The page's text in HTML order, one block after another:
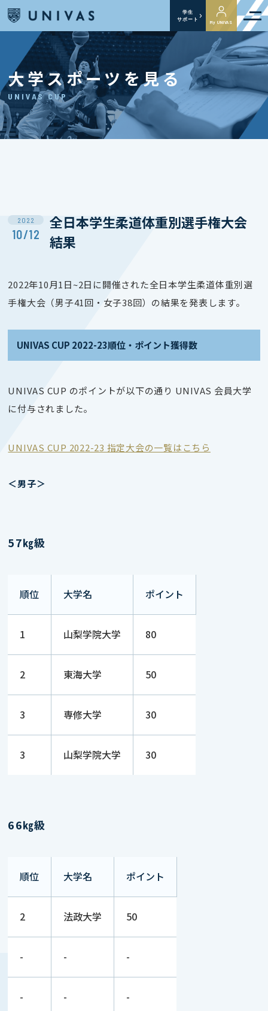
学生
サポート
My UNIVAS
大学スポーツを見る
UNIVAS CUP
2022
10/12
全日本学生柔道体重別選手権大会
結果
2022年10月1 日~2日 に開催された全日本学生柔道体重別選
手権大会（男子41回・女子38回） の結果を発表します。
UNIVAS CUP 2022-23順位・ポイント獲得数
UNIVAS CUP のポイントが以下の通り UNIVAS 会員大学
に付与されました。
UNIVAS CUP 2022-23 指定大会の一覧はこちら
＜男子＞
57㎏級
順位 大学名 ポイント
1 山梨学院大学 80
2 東海大学 50
3 専修大学 30
3 山梨学院大学 30
66㎏級
順位 大学名 ポイント
2 法政大学 50
- - -
- - -